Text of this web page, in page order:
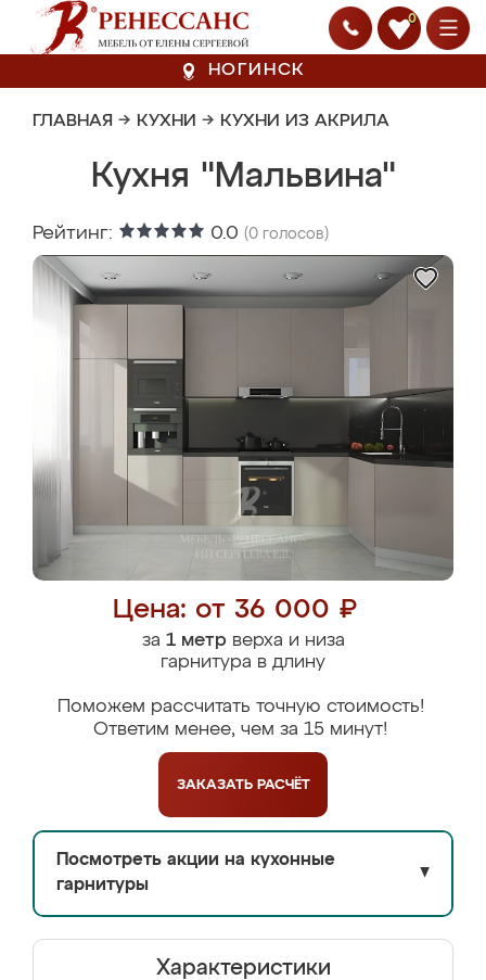
0
НОГИНСК
ГЛАВНАЯ → КУХНИ → КУХНИ ИЗ АКРИЛА
Кухня "Мальвина"
Рейтинг: 0.0 (0 голосов)
Цена: от 36 000 ₽
за 1 метрверха и низа
гарнитура в длину
Поможем рассчитать точную стоимость!
Ответим менее, чем за 15 минут!
ЗАКАЗАТЬ РАСЧЁТ
Посмотреть акции на кухонные
гарнитуры
▼
Характеристики